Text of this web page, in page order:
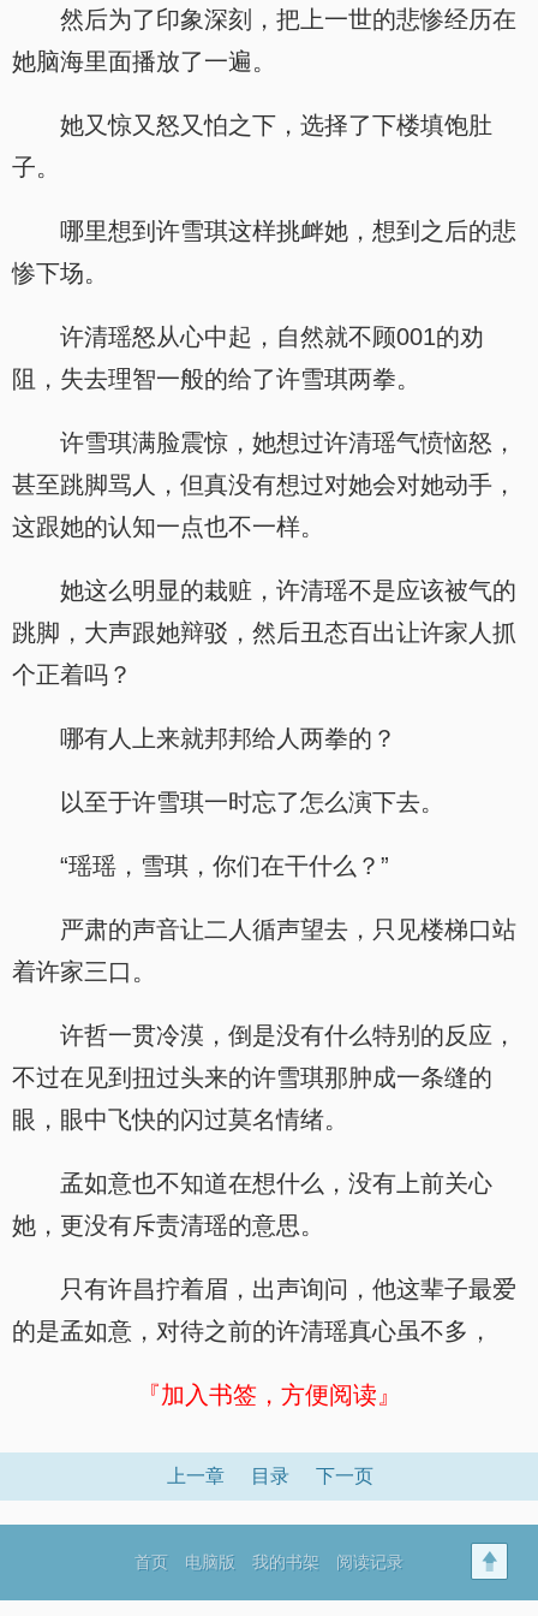
然后为了印象深刻，把上一世的悲惨经历在
她脑海里面播放了一遍。
她又惊又怒又怕之下，选择了下楼填饱肚
子。
哪里想到许雪琪这样挑衅她，想到之后的悲
惨下场。
许清瑶怒从心中起，自然就不顾001的劝
阻，失去理智一般的给了许雪琪两拳。
许雪琪满脸震惊，她想过许清瑶气愤恼怒，
甚至跳脚骂人，但真没有想过对她会对她动手，
这跟她的认知一点也不一样。
她这么明显的栽赃，许清瑶不是应该被气的
跳脚，大声跟她辩驳，然后丑态百出让许家人抓
个正着吗？
哪有人上来就邦邦给人两拳的？
以至于许雪琪一时忘了怎么演下去。
“瑶瑶，雪琪，你们在干什么？”
严肃的声音让二人循声望去，只见楼梯口站
着许家三口。
许哲一贯冷漠，倒是没有什么特别的反应，
不过在见到扭过头来的许雪琪那肿成一条缝的
眼，眼中飞快的闪过莫名情绪。
孟如意也不知道在想什么，没有上前关心
她，更没有斥责清瑶的意思。
只有许昌拧着眉，出声询问，他这辈子最爱
的是孟如意，对待之前的许清瑶真心虽不多，
『加入书签，方便阅读』
上一章 目录 下一页
首页 电脑版 我的书架 阅读记录